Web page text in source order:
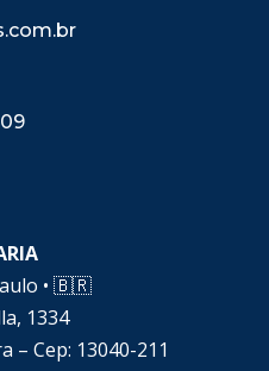
• 🇧🇷
1334
– Cep: 13040-211